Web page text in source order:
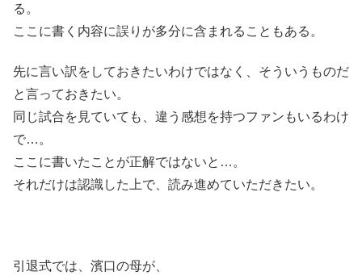
る。
ここに書く内容に誤りが多分に含まれることもある。
先に言い訳をしておきたいわけではなく、そういうものだ
と言っておきたい。
同じ試合を見ていても、違う感想を持つファンもいるわけ
で…。
ここに書いたことが正解ではないと…。
それだけは認識した上で、読み進めていただきたい。
引退式では、濱口の母が、